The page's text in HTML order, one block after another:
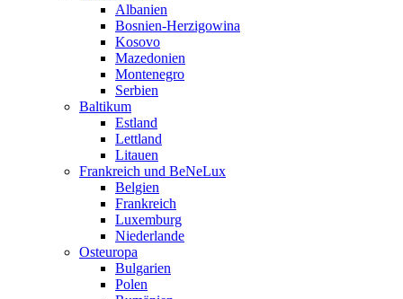
Albanien
Bosnien-Herzigowina
Kosovo
Mazedonien
Montenegro
Serbien
Baltikum
Estland
Lettland
Litauen
Frankreich und BeNeLux
Belgien
Frankreich
Luxemburg
Niederlande
Osteuropa
Bulgarien
Polen